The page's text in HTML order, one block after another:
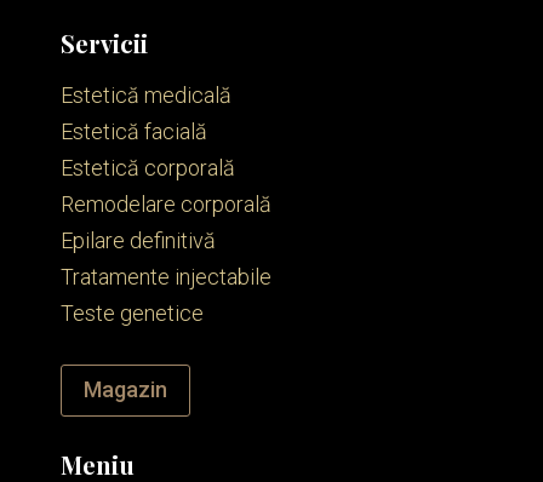
Servicii
Estetică medicală
Estetică facială
Estetică corporală
Remodelare corporală
Epilare definitivă
Tratamente injectabile
Teste genetice
Magazin
Meniu